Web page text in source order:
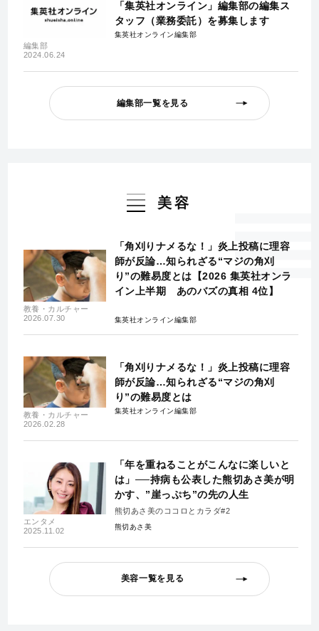
編集部
2024.06.24
「集英社オンライン」編集部の編集ス
タッフ（業務委託）を募集します
集英社オンライン編集部
編集部一覧を見る
美容
教養・カルチャー
2026.07.30
「角刈りナメるな！」炎上投稿に理容
師が反論…知られざる“マジの角刈
り”の難易度とは【2026 集英社オンラ
イン上半期 あのバズの真相 4位】
集英社オンライン編集部
教養・カルチャー
2026.02.28
「角刈りナメるな！」炎上投稿に理容
師が反論…知られざる“マジの角刈
り”の難易度とは
集英社オンライン編集部
エンタメ
2025.11.02
「年を重ねることがこんなに楽しいと
は」──持病も公表した熊切あさ美が明
かす、”崖っぷち”の先の人生
熊切あさ美のココロとカラダ#2
熊切あさ美
美容一覧を見る